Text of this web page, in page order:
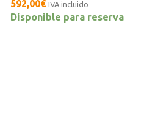
592,00€ IVA incluido
Disponible para reserva